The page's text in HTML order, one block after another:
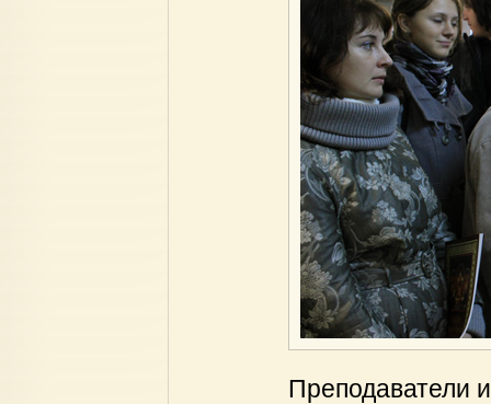
Преподаватели